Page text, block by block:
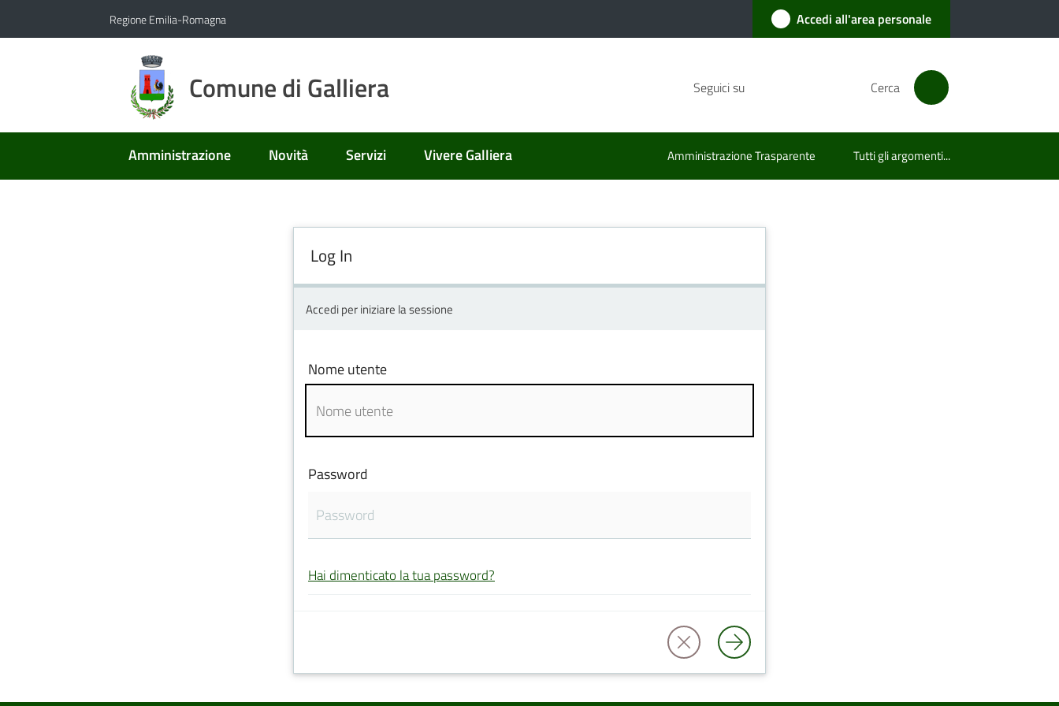
Regione Emilia-Romagna Accedi all'area personale
Comune di Galliera Seguici su Cerca
Amministrazione Novità Servizi Vivere Galliera Amministrazione Trasparente Tutti gli argomenti...
Log In
Accedi per iniziare la sessione
Nome utente
Password
Hai dimenticato la tua password?